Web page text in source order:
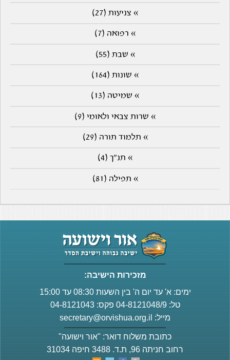
» צניעות (27)
» רפואה (7)
» שבת (55)
» שונות (164)
» שמיטה (13)
» שרות צבאי ולאומי (9)
» תלמוד תורה (29)
» תנ"ך (4)
» תפילה (81)
מזכירות הישיבה:
ימים: א' עד יום ה' בין השעות 08:30 עד 15:00
טל: 04-8121048/9 פקס: 04-8121043
מייל: secretary@orvishua.org.il
כתובת משלוח דואר: "אור וישועה"
רחוב חניתה 96, ת.ד. 3488 חיפה 31034